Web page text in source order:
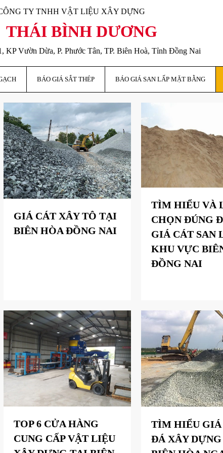
TY TNHH VẬT LIỆU XÂY DỰNG
THÁI BÌNH DƯƠNG
KP Vườn Dừa, P. Phước Tân, TP. Biên Hoà, Tỉnh Đồng Nai
BÁO GIÁ SẮT THÉP BÁO GIÁ SAN LẤP MẶT BẰNG
GIÁ CÁT XÂY TÔ TẠI
BIÊN HÒA ĐỒNG NAI
TÌM HIỂU VÀ
CHỌN ĐÚNG
GIÁ CÁT SAN
KHU VỰC
ĐỒNG NAI
TOP 6 CỬA HÀNG
CUNG CẤP VẬT LIỆU
TÌM HIỂU GIÁ
ĐÁ XÂY